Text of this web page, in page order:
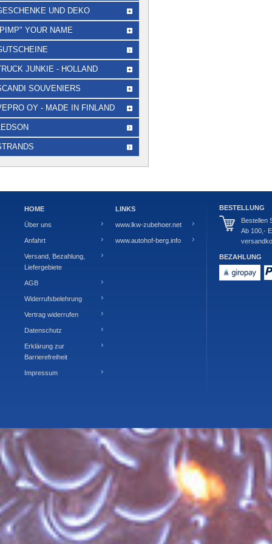
UND DEKO
YOUR NAME
JUNKIE - HOLLAND
SOUVENIERS
OY - MADE IN FINLAND
HOME
Über uns
Anfahrt
Versand, Bezahlung,
Liefergebiete
AGB
Widerrufsbelehrung
Vertrag widerrufen
Datenschutz
Erklärung zur
Barrierefreiheit
Impressum
LINKS
www.lkw-zubehoer.net
www.autohof-berg.info
BESTELLUNG
Bestellen
Ab 100,-
BEZAHLUNG